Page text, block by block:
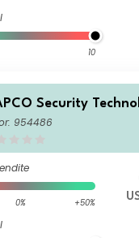
10
Security
954486
0% +50%